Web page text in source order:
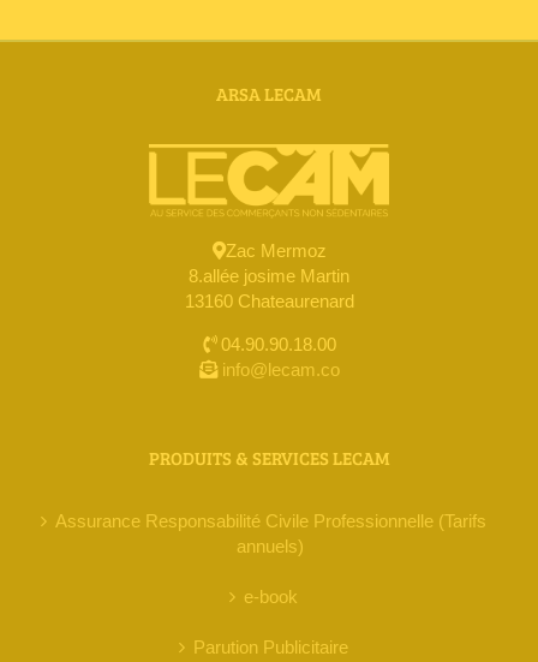
ARSA LECAM
Zac Mermoz
8.allée josime Martin
13160 Chateaurenard
04.90.90.18.00
info@lecam.co
PRODUITS & SERVICES LECAM
Assurance Responsabilité Civile Professionnelle (Tarifs
annuels)
e-book
Parution Publicitaire